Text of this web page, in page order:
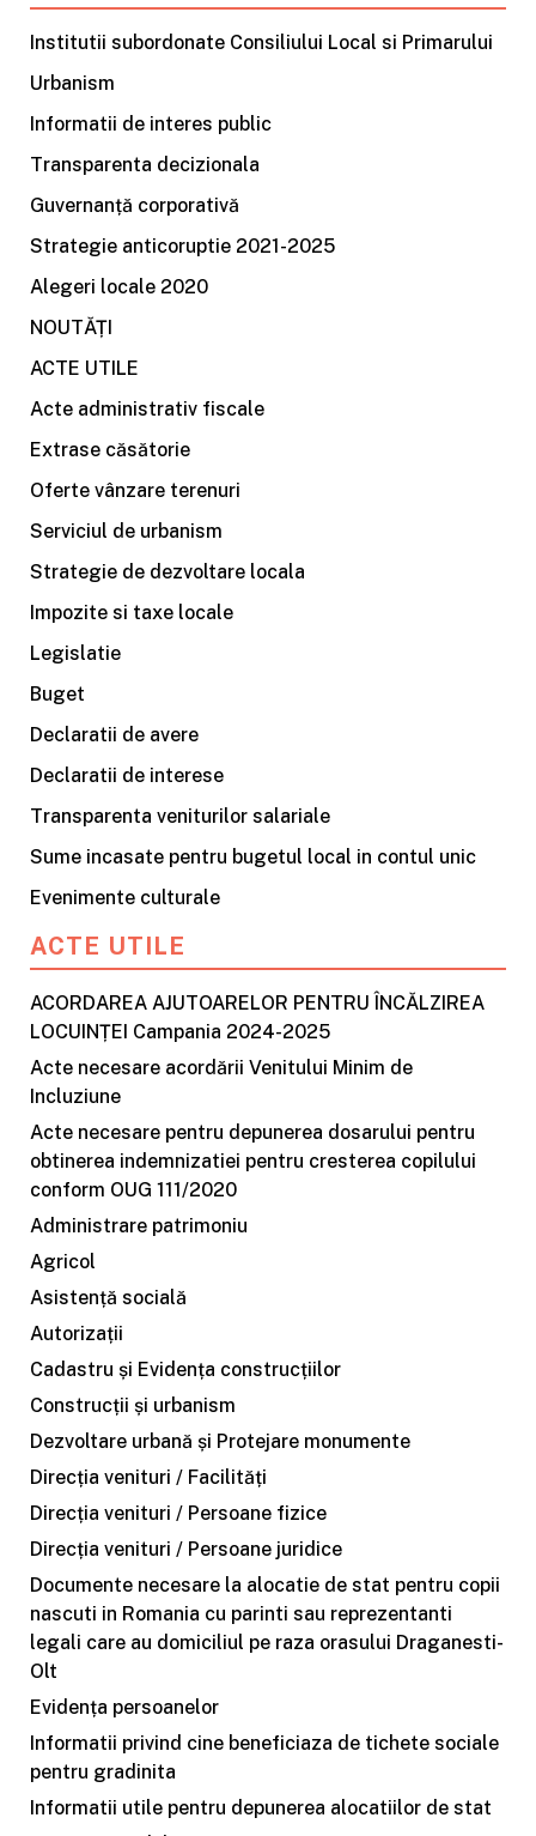
Institutii subordonate Consiliului Local si Primarului
Urbanism
Informatii de interes public
Transparenta decizionala
Guvernanță corporativă
Strategie anticoruptie 2021-2025
Alegeri locale 2020
NOUTĂȚI
ACTE UTILE
Acte administrativ fiscale
Extrase căsătorie
Oferte vânzare terenuri
Serviciul de urbanism
Strategie de dezvoltare locala
Impozite si taxe locale
Legislatie
Buget
Declaratii de avere
Declaratii de interese
Transparenta veniturilor salariale
Sume incasate pentru bugetul local in contul unic
Evenimente culturale
ACTE UTILE
ACORDAREA AJUTOARELOR PENTRU ÎNCĂLZIREA
LOCUINȚEI Campania 2024-2025
Acte necesare acordării Venitului Minim de
Incluziune
Acte necesare pentru depunerea dosarului pentru
obtinerea indemnizatiei pentru cresterea copilului
conform OUG 111/2020
Administrare patrimoniu
Agricol
Asistență socială
Autorizații
Cadastru și Evidența construcțiilor
Construcții și urbanism
Dezvoltare urbană și Protejare monumente
Direcția venituri / Facilități
Direcția venituri / Persoane fizice
Direcția venituri / Persoane juridice
Documente necesare la alocatie de stat pentru copii
nascuti in Romania cu parinti sau reprezentanti
legali care au domiciliul pe raza orasului Draganesti-
Olt
Evidența persoanelor
Informatii privind cine beneficiaza de tichete sociale
pentru gradinita
Informatii utile pentru depunerea alocatiilor de stat